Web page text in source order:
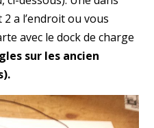
a l’endroit ou vous
avec le dock de charge
sur les ancien